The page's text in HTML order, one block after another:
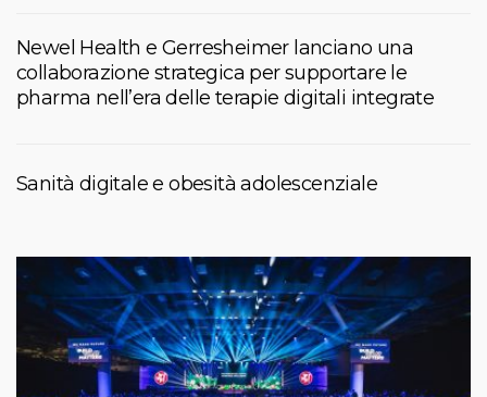
Newel Health e Gerresheimer lanciano una
collaborazione strategica per supportare le
pharma nell’era delle terapie digitali integrate
Sanità digitale e obesità adolescenziale